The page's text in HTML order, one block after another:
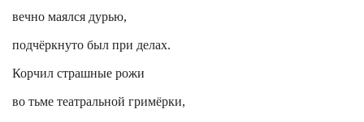
вечно маялся дурью,
подчёркнуто был при делах.
Корчил страшные рожи
во тьме театральной гримёрки,